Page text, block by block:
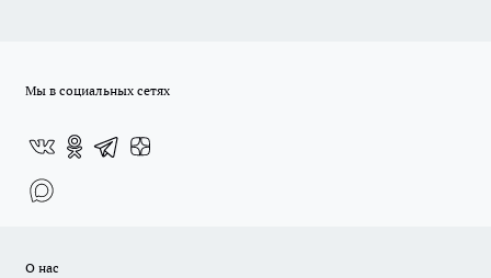
Мы в социальных сетях
О нас